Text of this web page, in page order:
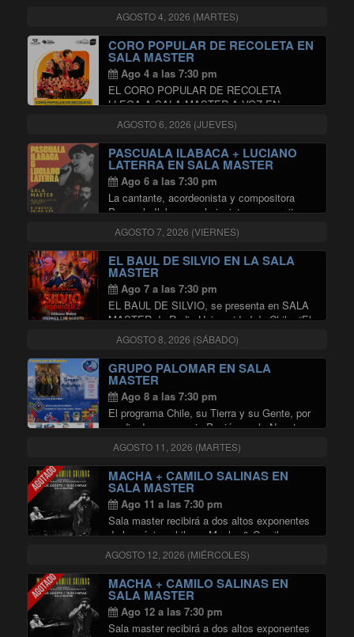
título «Océano Infinito», abraza los sonidos
eclécticos que rememoran el jazz rock, hard
rock y las rítmicas propias del folklore
latinoamericano …Continuar leyendo"JOAQUÍN
AGOSTO 4, 2026 (MARTES)
CORO POPULAR DE RECOLETA EN
SALA MASTER
Ago 4 a las 7:30 pm
EL CORO POPULAR DE RECOLETA
LLEGA A SALA MASTER A VOZ EN
CUELLO. Será a través de un único
concierto, en el que dará cuenta de un
repertorio de conocidas canciones populares,
con la intención …Continuar leyendo"CORO
AGOSTO 6, 2026 (JUEVES)
PASCUALA ILABACA + LUCIANO
LATERRA EN SALA MASTER
Ago 6 a las 7:30 pm
La cantante, acordeonista y compositora
Pascuala Ilabaca y el pianista, compositor y
productor Luciano Laterra estrenan un nuevo
espectáculo, con presentaciones en Berlín,
Bremen, Kassel y Madrid. Pascuala Ilabaca
ha desarrollado una sólida trayectoria
internacional …Continuar leyendo
AGOSTO 7, 2026 (VIERNES)
EL BAUL DE SILVIO EN LA SALA
MASTER
Ago 7 a las 7:30 pm
EL BAUL DE SILVIO, se presenta en SALA
MASTER de Radio Universidad de Chile. “El
Baúl de Silvio” se presentará el viernes 07 de
agosto de 2026, a las 20:00 horas, en la Sala
Master …Continuar leyendo"EL BAUL DE SILVIO
AGOSTO 8, 2026 (SÁBADO)
GRUPO PALOMAR EN SALA
MASTER
Ago 8 a las 7:30 pm
El programa Chile, su Tierra y su Gente, por
medio de su espacio Pasión por lo Nuestro,
invita a ser parte de la obra Nostalgias
Colchagüinas que el prestigioso conjunto
Palomar presentará en la Sala …
Continuar leyendo"GRUPO PALOMAR EN SALA
AGOSTO 11, 2026 (MARTES)
MACHA + CAMILO SALINAS EN
SALA MASTER
Ago 11 a las 7:30 pm
Sala master recibirá a dos altos exponentes
de la música chilena; Macha & Camilo
Salinas, acompañados por el Cuarteto
Austral y Martín Benavides.
AGOSTO 12, 2026 (MIÉRCOLES)
MACHA + CAMILO SALINAS EN
SALA MASTER
Ago 12 a las 7:30 pm
Sala master recibirá a dos altos exponentes